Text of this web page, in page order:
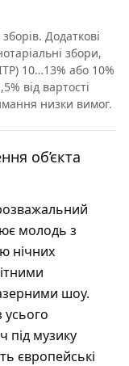
Додаткові
збори,
10…13% або 10%
від вартості
низки вимог.
об’єкта
молодь з
нічних
шоу.
під музику
європейські